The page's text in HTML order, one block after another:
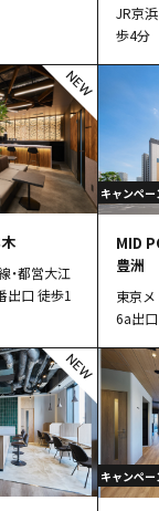
JR京
歩4分
NEW
・都営大江
出口 徒歩1
MID
豊洲
東京メ
6a出
NEW